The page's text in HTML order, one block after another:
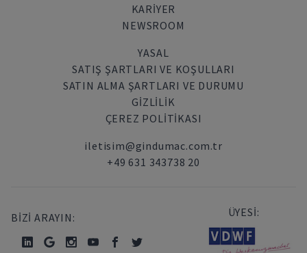
KARIYER
NEWSROOM
YASAL
SATIŞ ŞARTLARI VE KOŞULLARI
SATIN ALMA ŞARTLARI VE DURUMU
GİZLİLİK
ÇEREZ POLITIKASI
iletisim@gindumac.com.tr
+49 631 343738 20
BİZİ ARAYIN: ÜYESİ: